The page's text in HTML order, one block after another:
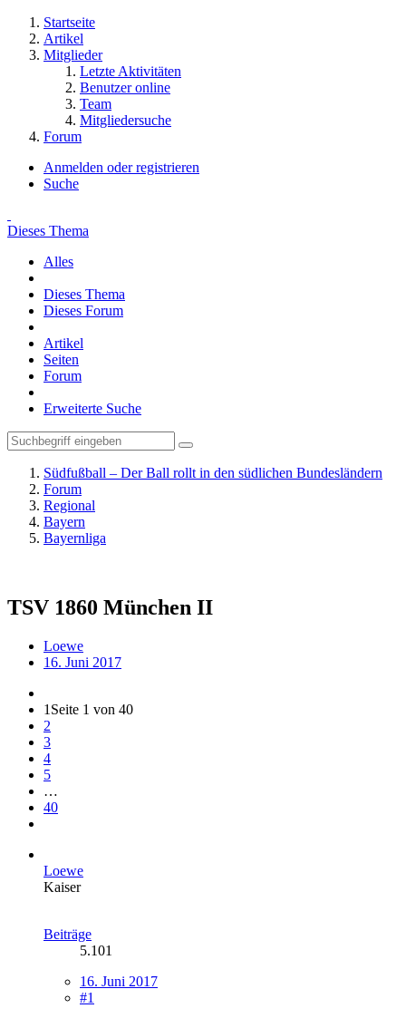
Startseite
Artikel
Mitglieder
Letzte Aktivitäten
Benutzer online
Team
Mitgliedersuche
Forum
Anmelden oder registrieren
Suche
Dieses Thema
Alles
Dieses Thema
Dieses Forum
Artikel
Seiten
Forum
Erweiterte Suche
Südfußball – Der Ball rollt in den südlichen Bundesländern
Forum
Regional
Bayern
Bayernliga
TSV 1860 München II
Loewe
16. Juni 2017
1 Seite 1 von 40
2
3
4
5
…
40
Loewe
Kaiser
Beiträge
5.101
16. Juni 2017
#1